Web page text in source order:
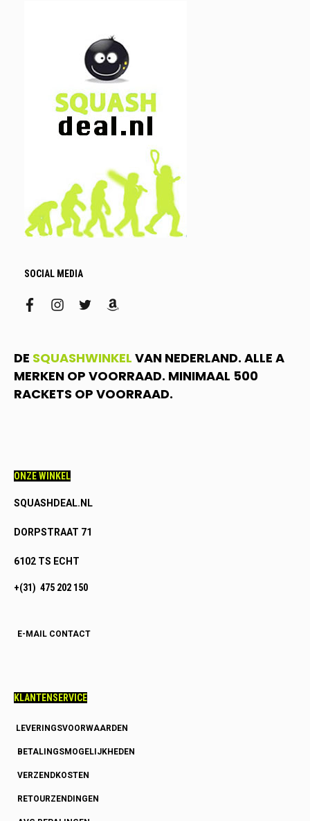
SOCIAL MEDIA
facebookinstagram
twitteramazon
DE SQUASHWINKEL VAN NEDERLAND. ALLE A
MERKEN OP VOORRAAD. MINIMAAL 500
RACKETS OP VOORRAAD.
ONZE WINKEL
SQUASHDEAL.NL
DORPSTRAAT 71
6102 TS ECHT
+(31) 475 202 150
E-MAIL CONTACT
KLANTENSERVICE
LEVERINGSVOORWAARDEN
BETALINGSMOGELIJKHEDEN
VERZENDKOSTEN
RETOURZENDINGEN